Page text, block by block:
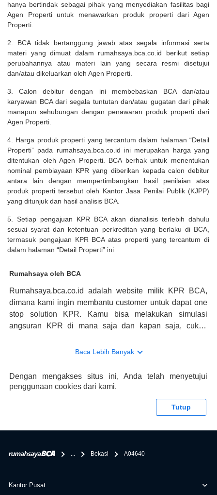
hanya bertindak sebagai pihak yang menyediakan fasilitas bagi
Agen Properti untuk menawarkan produk properti dari Agen
Properti.
2. BCA tidak bertanggung jawab atas segala informasi serta
materi yang dimuat dalam rumahsaya.bca.co.id berikut setiap
perubahannya atau materi lain yang secara resmi disetujui
dan/atau dikeluarkan oleh Agen Properti.
3. Calon debitur dengan ini membebaskan BCA dan/atau
karyawan BCA dari segala tuntutan dan/atau gugatan dari pihak
manapun sehubungan dengan penawaran produk properti dari
Agen Properti.
4. Harga produk properti yang tercantum dalam halaman “Detail
Properti” pada rumahsaya.bca.co.id ini merupakan harga yang
ditentukan oleh Agen Properti. BCA berhak untuk menentukan
nominal pembiayaan KPR yang diberikan kepada calon debitur
antara lain dengan mempertimbangkan hasil penilaian atas
produk properti tersebut oleh Kantor Jasa Penilai Publik (KJPP)
yang ditunjuk dan hasil analisis BCA.
5. Setiap pengajuan KPR BCA akan dianalisis terlebih dahulu
sesuai syarat dan ketentuan perkreditan yang berlaku di BCA,
termasuk pengajuan KPR BCA atas properti yang tercantum di
dalam halaman “Detail Properti” ini
Rumahsaya oleh BCA
Rumahsaya.bca.co.id adalah website milik KPR BCA,
dimana kami ingin membantu customer untuk dapat one
stop solution KPR. Kamu bisa melakukan simulasi
angsuran KPR di mana saja dan kapan saja, cukup
konsultasi mengenai KPR, maka ada layanan live chat
memberikan keuntungan yang berlipat, persyaratan
pengajuan KPR BCA juga sangat mudah, kamu bisa cek
tentang properti disini BCA hanya sebagai pihak
bertanggung jawab terhadap informasi yang rekanan
Baca Lebih Banyak
Dengan mengakses situs ini, Anda telah menyetujui
penggunaan cookies dari kami.
Tutup
... Bekasi A04640
Kantor Pusat